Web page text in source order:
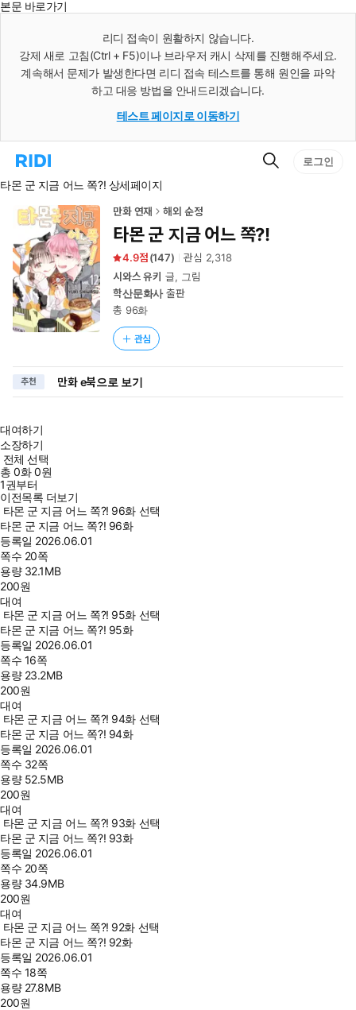
본문 바로가기
리디 접속이 원활하지 않습니다.
강제 새로 고침(Ctrl + F5)이나 브라우저 캐시 삭제를 진행해주세요.
계속해서 문제가 발생한다면 리디 접속 테스트를 통해 원인을 파악
하고 대응 방법을 안내드리겠습니다.
테스트 페이지로 이동하기
리
홈
로
이
검
로그인
타몬 군 지금 어느 쪽?! 상세페이지
만화 연재 해외 순정
타몬 군 지금 어느 쪽?!
4.9 (147) 관심 2,318
시와스 유키 글, 그림
학산문화사출판
총 96화
관심
추천 만화 e북으로 보기
대여하기
소장하기
전체 선택
총0화0원
1권부터
이전목록 더보기
타몬 군 지금 어느 쪽?! 96화 선택
타몬 군 지금 어느 쪽?! 96화
등록일 2026.06.01
쪽수 20쪽
용량 32.1MB
200원
대여
타몬 군 지금 어느 쪽?! 95화 선택
타몬 군 지금 어느 쪽?! 95화
등록일 2026.06.01
쪽수 16쪽
용량 23.2MB
200원
대여
타몬 군 지금 어느 쪽?! 94화 선택
타몬 군 지금 어느 쪽?! 94화
등록일 2026.06.01
쪽수 32쪽
용량 52.5MB
200원
대여
타몬 군 지금 어느 쪽?! 93화 선택
타몬 군 지금 어느 쪽?! 93화
등록일 2026.06.01
쪽수 20쪽
용량 34.9MB
200원
대여
타몬 군 지금 어느 쪽?! 92화 선택
타몬 군 지금 어느 쪽?! 92화
등록일 2026.06.01
쪽수 18쪽
용량 27.8MB
200원